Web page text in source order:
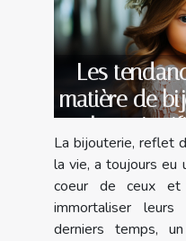
Les
matière de
et leur
La bijouterie, reflet
la vie, a toujours eu
coeur de ceux et
immortaliser leurs
derniers temps,